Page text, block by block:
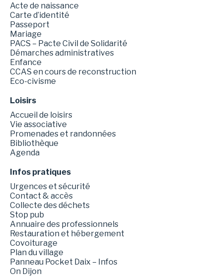
Acte de naissance
Carte d’identité
Passeport
Mariage
PACS – Pacte Civil de Solidarité
Démarches administratives
Enfance
CCAS en cours de reconstruction
Eco-civisme
Loisirs
Accueil de loisirs
Vie associative
Promenades et randonnées
Bibliothèque
Agenda
Infos pratiques
Urgences et sécurité
Contact & accès
Collecte des déchets
Stop pub
Annuaire des professionnels
Restauration et hébergement
Covoiturage
Plan du village
Panneau Pocket Daix – Infos
On Dijon